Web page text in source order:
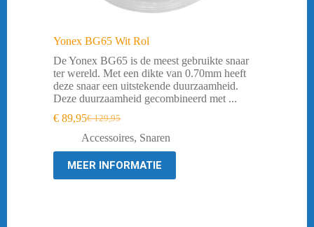
Yonex BG65 Wit Rol
De Yonex BG65 is de meest gebruikte snaar
ter wereld. Met een dikte van 0.70mm heeft
deze snaar een uitstekende duurzaamheid.
Deze duurzaamheid gecombineerd met ...
€129,95
Oorspronkelijke
prijs
was:
€ 129,95.
€ 89,95Huidige
prijs
is:
€ 89,95.
Accessoires, Snaren
MEER INFORMATIE